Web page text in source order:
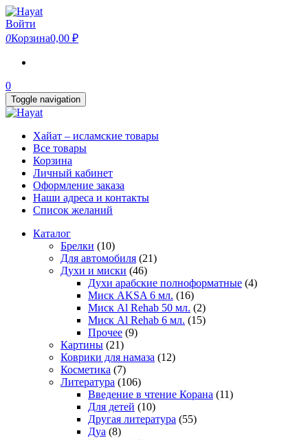
Skip
to
the
content
Войти
0Корзина0,00 ₽
0
Toggle navigation
Хайат – исламские товары
Все товары
Корзина
Личный кабинет
Оформление заказа
Наши адреса и контакты
Список желаний
Каталог
Брелки (10)
Для автомобиля (21)
Духи и миски (46)
Духи арабские полноформатные (4)
Миск AKSA 6 мл. (16)
Миск Al Rehab 50 мл. (2)
Миск Al Rehab 6 мл. (15)
Прочее (9)
Картины (21)
Коврики для намаза (12)
Косметика (7)
Литература (106)
Введение в чтение Корана (11)
Для детей (10)
Другая литература (55)
Дуа (8)